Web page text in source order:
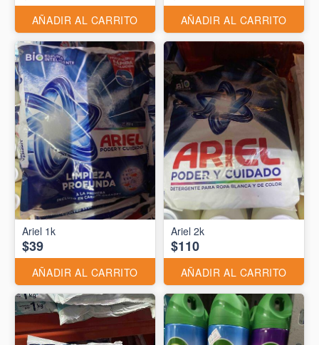
AÑADIR AL CARRITO AÑADIR AL CARRITO
Ariel 1k
$39
AÑADIR AL CARRITO
Ariel 2k
$110
AÑADIR AL CARRITO